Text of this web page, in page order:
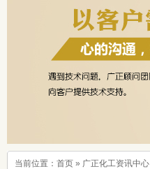
当前位置： 首页 » 广正化工资讯中心